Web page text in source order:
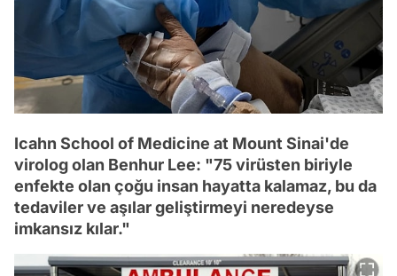
Icahn School of Medicine at Mount Sinai'de
virolog olan Benhur Lee: "75 virüsten biriyle
enfekte olan çoğu insan hayatta kalamaz, bu da
tedaviler ve aşılar geliştirmeyi neredeyse
imkansız kılar."